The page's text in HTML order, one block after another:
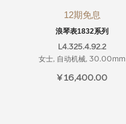
12期免息
浪琴表1832系列
L4.325.4.92.2
女士, 自动机械, 30.00mm
¥ 16,400.00